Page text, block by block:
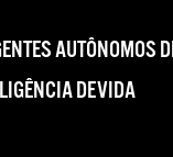
AUTÔNOMOS
DEVIDA